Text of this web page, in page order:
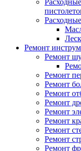
Ремонт
Ремонт
Ремонт
Ремонт
Ремонт
Ремонт
Ремонт
Ремонт
Ремонт
Ремонт
Ремонт